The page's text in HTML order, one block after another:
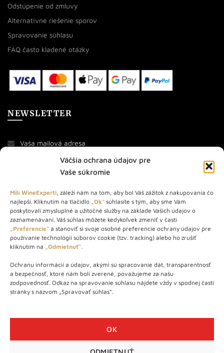
Väčšia ochrana údajov pre
Vaše súkromie
Milí WineExperti, záleží nám na tom, aby bol Váš zážitok z nakupovania čo
najlepší. Kliknutím na tlačidlo „Ok“ súhlasíte s tým, aby sme Vám
poskytovali zmysluplné a užitočné služby na základe Vašich údajov o
zaznamenávaní. Váš súhlas môžete kedykoľvek zmeniť v časti
„Preferencie“ a stanoviť si svoje osobné preferencie ochrany údajov pre
používanie technológií súborov cookie (tzv. tracking) alebo ho zrušiť
kliknutím na „Odmietnuť“.
Ochranu informácií a údajov, akými sú spracovanie dát, transparentnosť
a bezpečnosť, ktoré nám boli zverené, považujeme za našu
zodpovednosť. Odkaz na spravovanie súhlasu nájdete vždy v spodnej časti
stránky s názvom „Spravovať súhlas“.
OK
Odstúpenie od zmluvy
Alternatívne riešenie sporov
Spravovanie súhlasu
FAQ často kladené otázky
NEWSLETTER
O NÁS
STORE – obchod s vínom a destilátmi od roku 2010. Na našej
webovej stránke predávame viac ako 1000+ značkových
produktov.
Info tel.: +421 917 779 888
Vínotéka: +421 917 888 879
Vínotéka: Bratislavská 49/B, Bratislava 841 06